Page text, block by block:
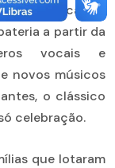
básica em
a partir da
vocais e
novos músicos
o clássico
celebração.
que lotaram